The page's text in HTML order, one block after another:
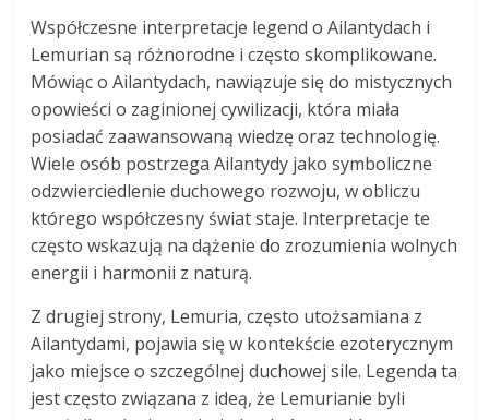
Współczesne interpretacje legend o Ailantydach i
Lemurian są różnorodne i często skomplikowane.
Mówiąc o Ailantydach, nawiązuje się do mistycznych
opowieści o zaginionej cywilizacji, która miała
posiadać zaawansowaną wiedzę oraz technologię.
Wiele osób postrzega Ailantydy jako symboliczne
odzwierciedlenie duchowego rozwoju, w obliczu
którego współczesny świat staje. Interpretacje te
często wskazują na dążenie do zrozumienia wolnych
energii i harmonii z naturą.
Z drugiej strony, Lemuria, często utożsamiana z
Ailantydami, pojawia się w kontekście ezoterycznym
jako miejsce o szczególnej duchowej sile. Legenda ta
jest często związana z ideą, że Lemurianie byli